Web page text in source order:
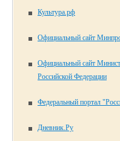
Культура.рф
Официальный сайт
Официальный сайт
Российской Федерации
Федеральный портал
Дневник.Ру